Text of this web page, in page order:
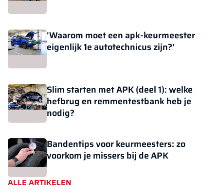
'Waarom moet een apk-keurmeester
eigenlijk 1e autotechnicus zijn?'
Slim starten met APK (deel 1): welke
hefbrug en remmentestbank heb je
nodig?
Bandentips voor keurmeesters: zo
voorkom je missers bij de APK
ALLE ARTIKELEN